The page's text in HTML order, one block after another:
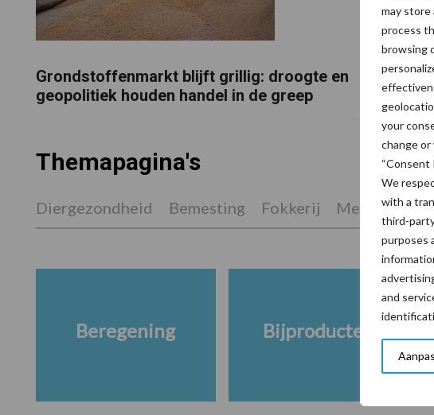
may store
process
browsing
your
change
We
with a
third-
purposes
and
Grondstoffenmarkt blijft grillig: droogte en
geopolitiek houden handel in de greep
De
Themapagina's
Diergezondheid Bemesting Fokkerij
Beregening Bijproducten